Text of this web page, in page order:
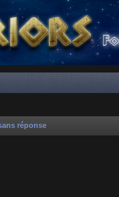
réponse